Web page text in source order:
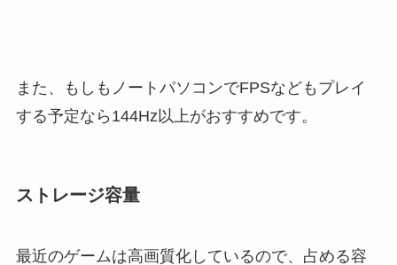
また、もしもノートパソコンでFPSなどもプレイ
する予定なら144Hz以上がおすすめです。
ストレージ容量
最近のゲームは高画質化しているので、占める容